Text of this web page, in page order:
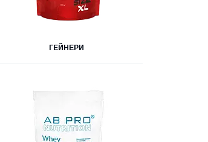
ГЕЙНЕРИ